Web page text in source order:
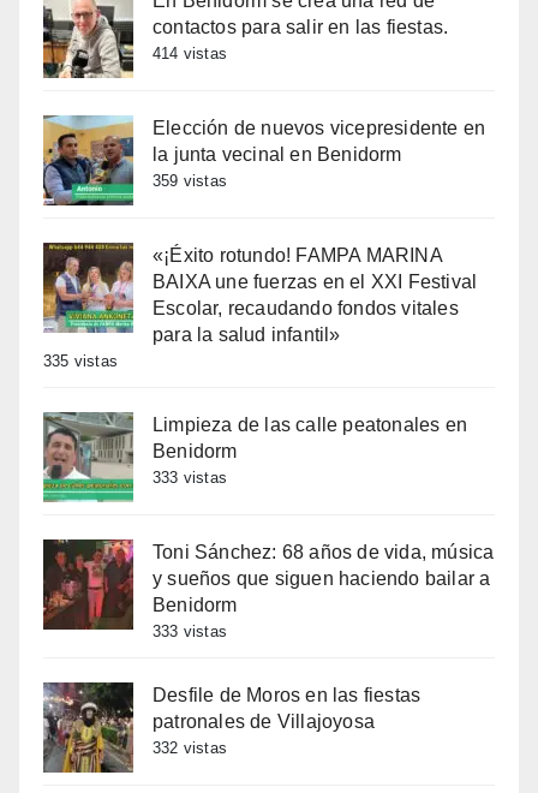
contactos para salir en las fiestas.
414 vistas
Elección de nuevos vicepresidente en
la junta vecinal en Benidorm
359 vistas
«¡Éxito rotundo! FAMPA MARINA
BAIXA une fuerzas en el XXI Festival
Escolar, recaudando fondos vitales
para la salud infantil»
335 vistas
Limpieza de las calle peatonales en
Benidorm
333 vistas
Toni Sánchez: 68 años de vida, música
y sueños que siguen haciendo bailar a
Benidorm
333 vistas
Desfile de Moros en las fiestas
patronales de Villajoyosa
332 vistas